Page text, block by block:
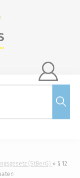

(StBerG)
§ 12